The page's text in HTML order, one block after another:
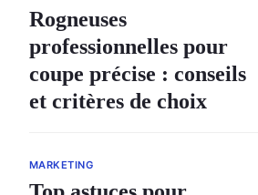
Rogneuses
professionnelles pour
coupe précise : conseils
et critères de choix
MARKETING